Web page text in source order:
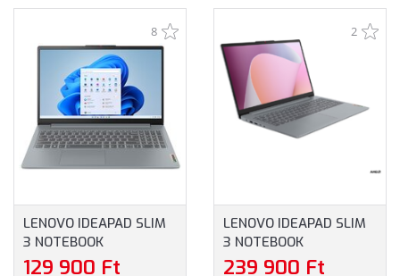
8
LENOVO IDEAPAD SLIM
3 NOTEBOOK
(82XB00F6HV) - 15.6"
129 900 Ft
2
LENOVO IDEAPAD SLIM
3 NOTEBOOK
(82XQ00TVHV) - 15.6"
239 900 Ft